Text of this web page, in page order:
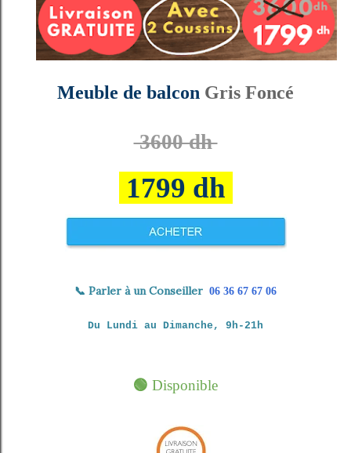
Meuble de balcon Gris Foncé
3600 dh
1799 dh
📞 Parler à un Conseiller 06 36 67 67 06
Du Lundi au Dimanche, 9h-21h
🟢 Disponible